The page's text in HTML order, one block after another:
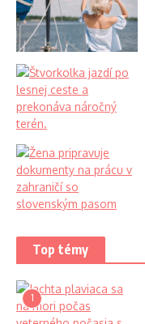
Top témy
1